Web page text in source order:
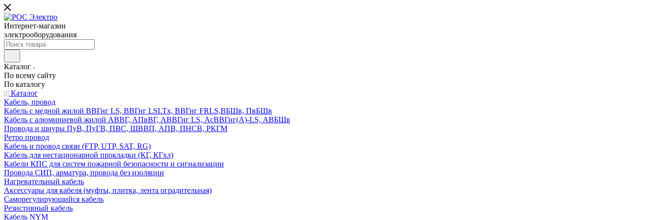
Интернет-магазин
электрооборудования
Каталог
По всему сайту
По каталогу
Каталог
Кабель, провод
Кабель с медной жилой ВВГнг LS, ВВГнг LSLTx, ВВГнг FRLS,ВБШв, ПвБШв
Кабель с алюминиевой жилой АВВГ, АПвВГ, АВВГнг LS, АсВВГнг(А)-LS, АВБШв
Провода и шнуры ПуВ, ПуГВ, ПВС, ШВВП, АПВ, ПНСВ, РКГМ
Ретро провод
Кабель и провод связи (FTP, UTP, SAT, RG)
Кабель для нестационарной прокладки (КГ, КГхл)
Кабели КПС для систем пожарной безопасности и сигнализации
Провода СИП, арматура, провода без изоляции
Нагревательный кабель
Аксессуары для кабеля (муфты, плитка, лента оградительная)
Саморегулирующийся кабель
Резистивный кабель
Кабель NYM